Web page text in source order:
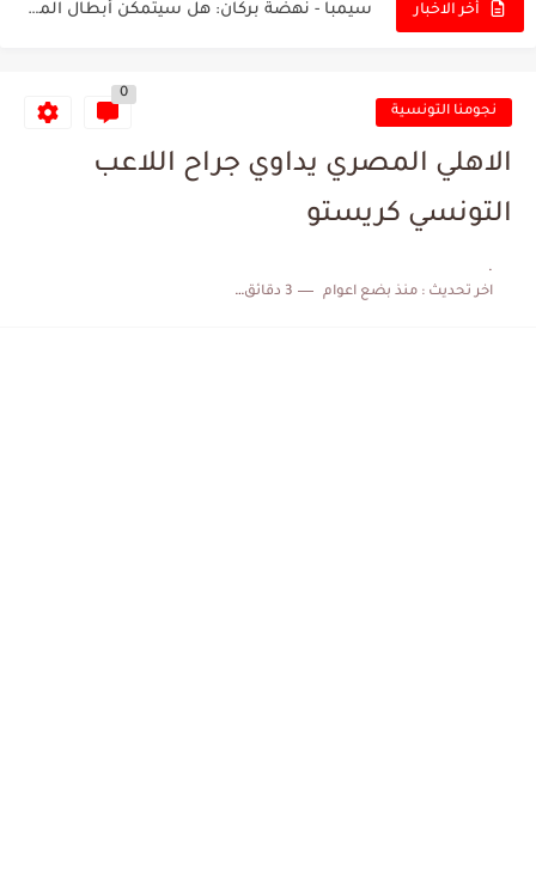
أخر الاخبار سيمبا - نهضة بركان: هل سيتمكن أبطال المغرب من الحفاظ...
البرنامج الكامل لنهائي البطولة بين الاتحاد المنستيري والنادي الإفريقي نجومنا التونسية
0
الاهلي المصري يداوي جراح اللاعب
التونسي كريستو
.
اخر تحديث :منذ بضع اعوام 3 دقائق للقراءة